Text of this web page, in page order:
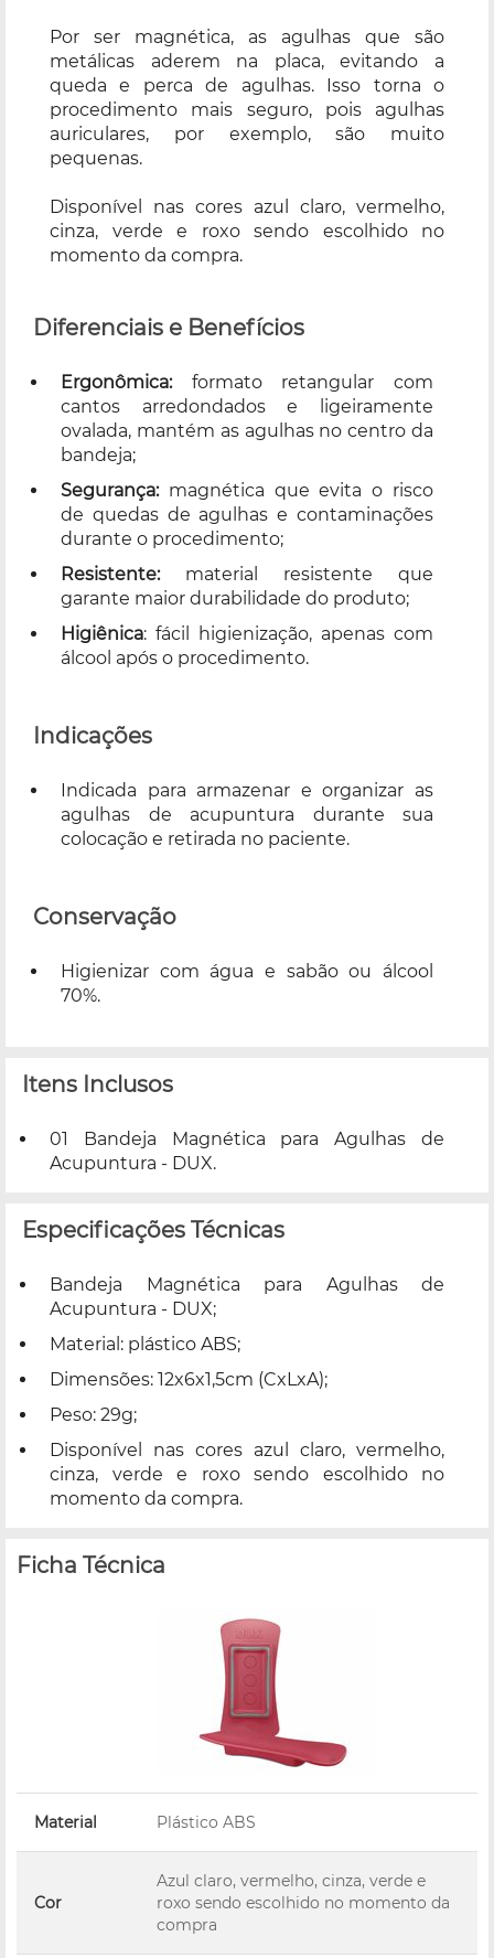
Por ser magnética, as agulhas que são
metálicas aderem na placa, evitando a
queda e perca de agulhas. Isso torna o
procedimento mais seguro, pois agulhas
auriculares, por exemplo, são muito
pequenas.
Disponível nas cores azul claro, vermelho,
cinza, verde e roxo sendo escolhido no
momento da compra.
Diferenciais e Benefícios
Ergonômica:formato retangular com
cantos arredondados e ligeiramente
ovalada, mantém as agulhas no centro da
bandeja;
Segurança:magnética que evita o risco
de quedas de agulhas e contaminações
durante o procedimento;
Resistente: material resistente que
garante maior durabilidade do produto;
Higiênica: fácil higienização, apenas com
álcool após o procedimento.
Indicações
Indicada para armazenar e organizar as
agulhas de acupuntura durante sua
colocação e retirada no paciente.
Conservação
Higienizar com água e sabão ou álcool
70%.
Itens Inclusos
01 Bandeja Magnética para Agulhas de
Acupuntura - DUX.
Especificações Técnicas
Bandeja Magnética para Agulhas de
Acupuntura - DUX;
Material: plástico ABS;
Dimensões: 12x6x1,5cm (CxLxA);
Peso: 29g;
Disponível nas cores azul claro, vermelho,
cinza, verde e roxo sendo escolhido no
momento da compra.
Ficha Técnica
Material Plástico ABS
Cor
Azul claro, vermelho, cinza, verde e
roxo sendo escolhido no momento da
compra